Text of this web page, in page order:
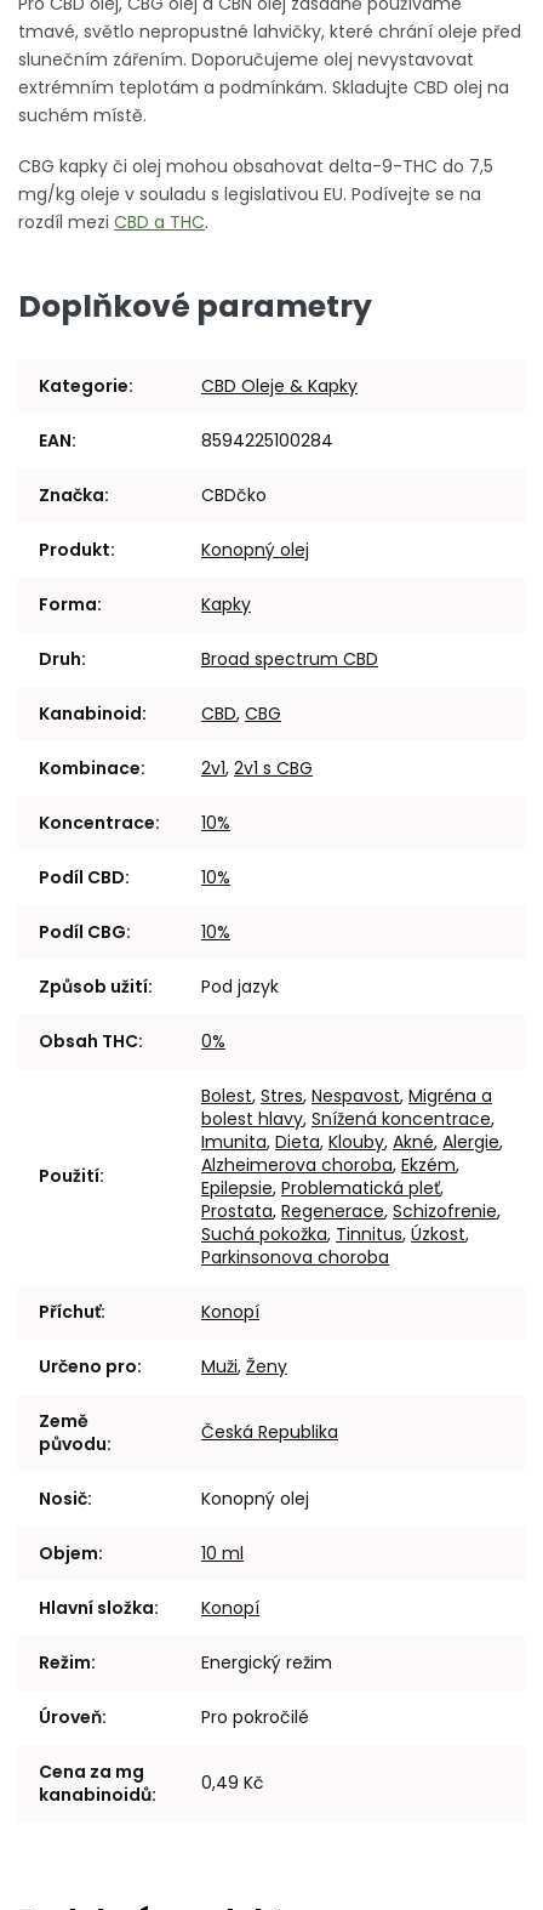
tmavé, světlo nepropustné lahvičky, které chrání oleje před
slunečním zářením. Doporučujeme olej nevystavovat
extrémním teplotám a podmínkám. Skladujte CBD olej na
suchém místě.
CBG kapky či olej mohou obsahovat delta-9-THC do 7,5
mg/kg oleje v souladu s legislativou EU. Podívejte se na
rozdíl mezi CBD a THC.
Doplňkové parametry
Kategorie: CBD Oleje & Kapky
EAN: 8594225100284
Značka: CBDčko
Produkt: Konopný olej
Forma: Kapky
Druh: Broad spectrum CBD
Kanabinoid: CBD, CBG
Kombinace: 2v1, 2v1 s CBG
Koncentrace: 10%
Podíl CBD: 10%
Podíl CBG: 10%
Způsob užití: Pod jazyk
Obsah THC: 0%
Použití:
Bolest, Stres, Nespavost, Migréna a
bolest hlavy, Snížená koncentrace,
Imunita, Dieta, Klouby, Akné, Alergie,
Alzheimerova choroba, Ekzém,
Epilepsie, Problematická pleť,
Prostata, Regenerace, Schizofrenie,
Suchá pokožka, Tinnitus, Úzkost,
Parkinsonova choroba
Příchuť: Konopí
Určeno pro: Muži, Ženy
Země
původu: Česká Republika
Nosič: Konopný olej
Objem: 10 ml
Hlavní složka: Konopí
Režim: Energický režim
Úroveň: Pro pokročilé
Cena za mg
kanabinoidů: 0,49 Kč